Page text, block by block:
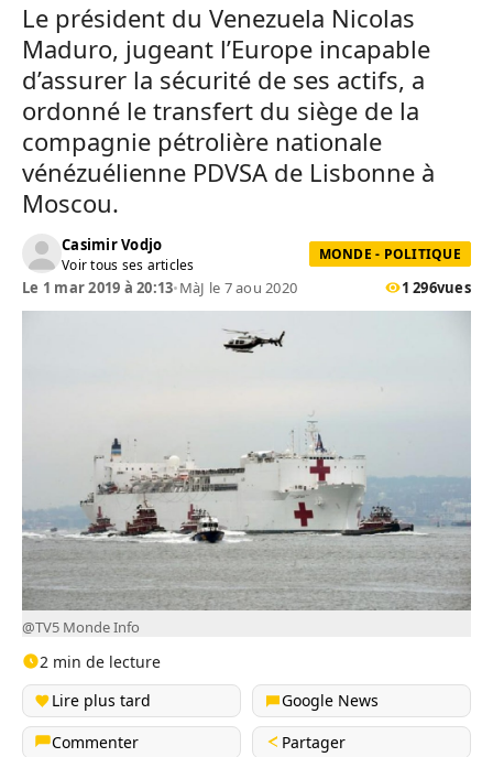
Le président du Venezuela Nicolas
Maduro, jugeant l’Europe incapable
d’assurer la sécurité de ses actifs, a
ordonné le transfert du siège de la
compagnie pétrolière nationale
vénézuélienne PDVSA de Lisbonne à
Moscou.
Casimir Vodjo
Voir tous ses articles
MONDE - POLITIQUE
Le 1 mar 2019 à 20:13•MàJ le 7 aou 2020 1 296vues
@TV5 Monde Info
2 min de lecture
Lire plus tard
Google News
Commenter
Partager